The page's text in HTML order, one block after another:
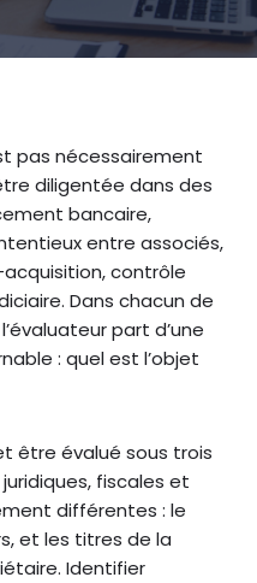
pas nécessairement
diligentée dans des
bancaire,
entre associés,
contrôle
Dans chacun de
part d’une
: quel est l’objet
être évalué sous trois
fiscales et
différentes : le
et les titres de la
Identifier